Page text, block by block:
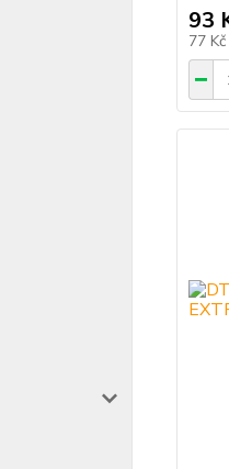
93
77 Kč